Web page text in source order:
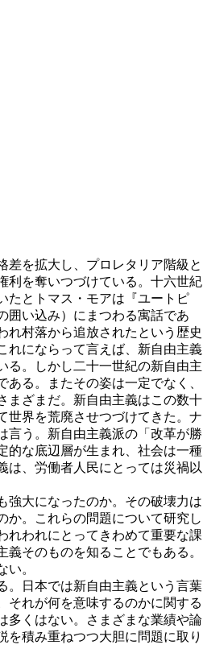
を拡大し、プロレタリア階級と
利を奪いつづけている。十六世紀
たとトマス・モアは『ユートピ
囲い込み）にまつわる寓話であ
れ村落から追放されたという歴史
れにならって言えば、新自由主義
る。しかし二十一世紀の新自由主
る。またその姿は一定でなく、
まざまだ。新自由主義はこの数十
世界を荒廃させつづけてきた。ナ
言う。新自由主義派の「改革が勝
的な底辺層が生まれ、社会は一種
は、労働者人民にとっては災禍以
大になったのか。その破壊力は
か。これらの問題について研究し
れわれにとってきわめて重要な課
そのものを知ることでもある。
。
日本では新自由主義という言葉
それが何を意味するのかに関する
多くはない。さまざまな業績や論
を積み重ねつつ大胆に問題に取り